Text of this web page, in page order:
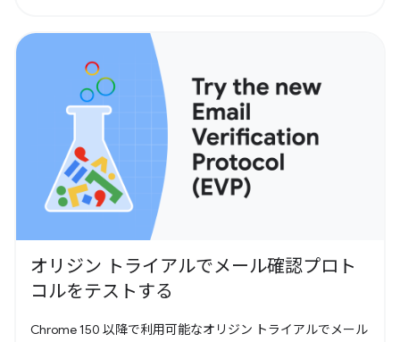
オリジン トライアルでメール確認プロト
コルをテストする
Chrome 150 以降で利用可能なオリジン トライアルでメール